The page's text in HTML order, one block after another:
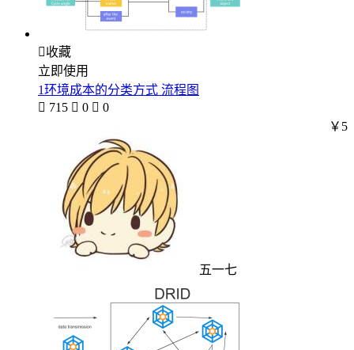
收藏
立即使用
1环境成本的分类方式 流程图
 715  0  0
五一七
￥5